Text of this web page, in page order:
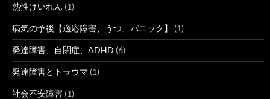
熱性けいれん (1)
病気の予後【適応障害、うつ、パニック】 (1)
発達障害、自閉症、ADHD (6)
発達障害とトラウマ (1)
社会不安障害 (1)